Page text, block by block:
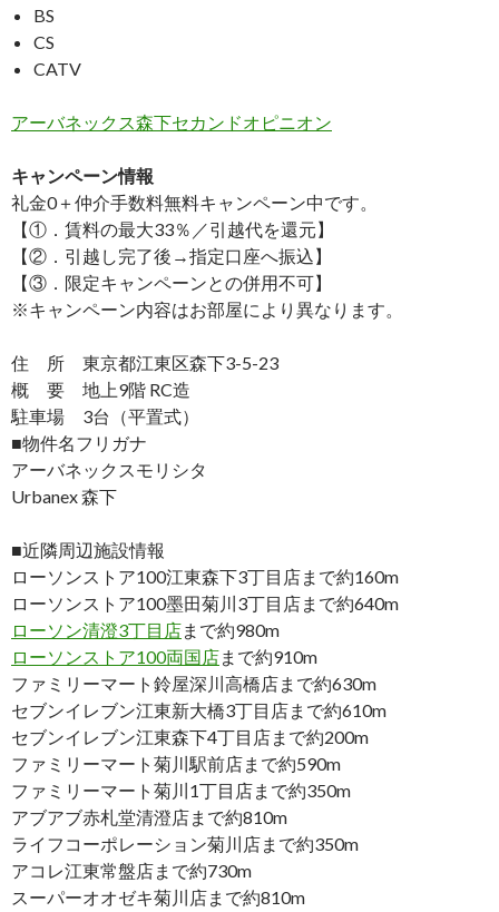
BS
CS
CATV
アーバネックス森下セカンドオピニオン
キャンペーン情報
礼金0＋仲介手数料無料キャンペーン中です。
【①．賃料の最大33％／引越代を還元】
【②．引越し完了後→指定口座へ振込】
【③．限定キャンペーンとの併用不可】
※キャンペーン内容はお部屋により異なります。
住 所 東京都江東区森下3-5-23
概 要 地上9階 RC造
駐車場 3台（平置式）
■物件名フリガナ
アーバネックスモリシタ
Urbanex 森下
■近隣周辺施設情報
ローソンストア100江東森下3丁目店まで約160m
ローソンストア100墨田菊川3丁目店まで約640m
ローソン清澄3丁目店まで約980m
ローソンストア100両国店まで約910m
ファミリーマート鈴屋深川高橋店まで約630m
セブンイレブン江東新大橋3丁目店まで約610m
セブンイレブン江東森下4丁目店まで約200m
ファミリーマート菊川駅前店まで約590m
ファミリーマート菊川1丁目店まで約350m
アブアブ赤札堂清澄店まで約810m
ライフコーポレーション菊川店まで約350m
アコレ江東常盤店まで約730m
スーパーオオゼキ菊川店まで約810m